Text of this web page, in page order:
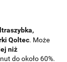
Qoltec. Może
niż
do około 60%.